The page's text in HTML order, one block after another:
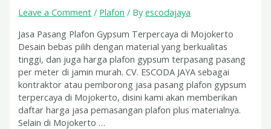
Leave a Comment / Plafon / Byescodajaya
Jasa Pasang Plafon Gypsum Terpercaya di Mojokerto
Desain bebas pilih dengan material yang berkualitas
tinggi, dan juga harga plafon gypsum terpasang pasang
per meter di jamin murah. CV. ESCODA JAYA sebagai
kontraktor atau pemborong jasa pasang plafon gypsum
terpercaya di Mojokerto, disini kami akan memberikan
daftar harga jasa pemasangan plafon plus materialnya.
Selain di Mojokerto …